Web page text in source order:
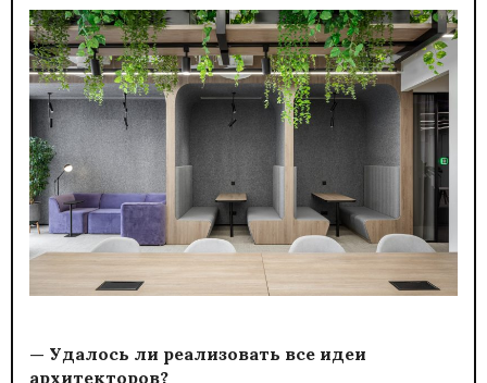
— Удалось ли реализовать все идеи
архитекторов?